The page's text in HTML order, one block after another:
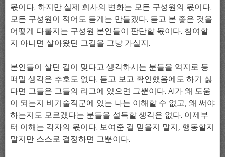
몫이다. 하지만 실제 회사의 변화는 모든 구성원의 몫이다.
모든 구성원이 적어도 듣게는 만들겠다. 듣고 본 좋은 것을
어떻게 다룰지는 구성원 본인들이 판단할 몫이다. 참여할
지 아니면 살아왔던 그길을 그냥 가실지.
본인들이 살던 길이 맞다고 생각하시는 분들을 억지로 등
떠밀 생각은 추호도 없다. 듣고 보고 확인했음에도 하기 싫
다면 그들은 그들의 리그에 있으면 그뿐이다. AI가 왜 도움
이 되는지 비기술직군에 있는 나는 이해할 수 없고, 왜 써야
하는지도 모르겠다는 분들을 설득할 생각은 없다. 이제부
터 이해는 각자의 몫이다. 보여준 걸 믿을지 말지, 행동할지
말지만 스스로 결정하면 그뿐이다.